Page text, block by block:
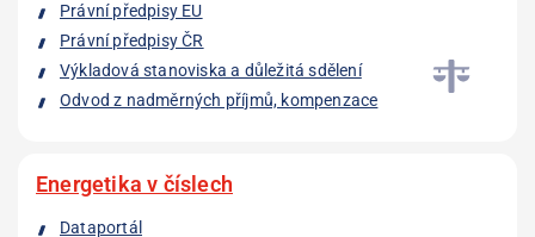
Právní předpisy EU
Právní předpisy ČR
Výkladová stanoviska a důležitá sdělení
Odvod z nadměrných příjmů, kompenzace
Energetika v číslech
Dataportál